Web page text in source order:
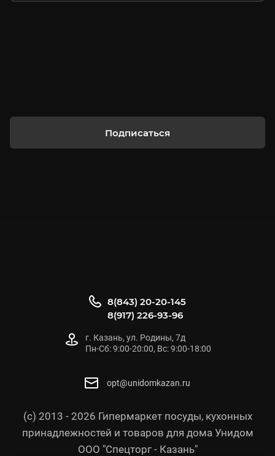
Подписаться
(с) 2013 - 2026 Гипермаркет посуды, кухонных
принадлежностей и товаров для дома Унидом
ООО "Спецторг - Казань"
8(843) 20-20-145
8(917) 226-93-96
г. Казань, ул. Родины, 7д
Пн-Сб: 9:00-20:00, Вс: 9:00-18:00
opt@unidomkazan.ru